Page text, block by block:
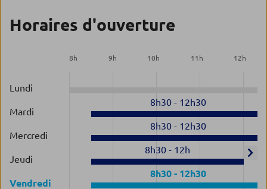
Horaires d'ouverture
8h 9h 10h 11 h 12h
Lundi
Mardi
8h30- 12h30
Mercredi
8h30- 12h30
Jeudi
8h30- 12h
Vendredi
8h30- 12h30